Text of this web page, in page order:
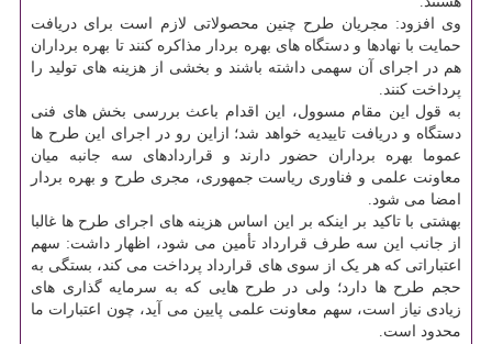
وی افزود: مجریان طرح چنین محصولاتی لازم است برای دریافت
حمایت با نهادها و دستگاه های بهره بردار مذاکره کنند تا بهره برداران
هم در اجرای آن سهمی داشته باشند و بخشی از هزینه های تولید را
پرداخت کنند.
به قول این مقام مسوول، این اقدام باعث بررسی بخش های فنی
دستگاه و دریافت تاییدیه خواهد شد؛ ازاین رو در اجرای این طرح ها
عموما بهره برداران حضور دارند و قراردادهای سه جانبه میان
معاونت علمی و فناوری ریاست جمهوری، مجری طرح و بهره بردار
امضا می شود.
بهشتی با تاکید بر اینکه بر این اساس هزینه های اجرای طرح ها غالبا
از جانب این سه طرف قرارداد تأمین می شود، اظهار داشت: سهم
اعتباراتی که هر یک از سوی های قرارداد پرداخت می کند، بستگی به
حجم طرح ها دارد؛ ولی در طرح هایی که به سرمایه گذاری های
زیادی نیاز است، سهم معاونت علمی پایین می آید، چون اعتبارات ما
محدود است.